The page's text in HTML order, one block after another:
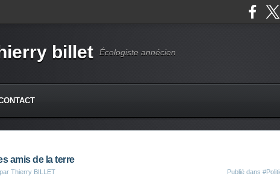
billet Écologiste annécien
amis de la terre
Thierry BILLET Publié dans